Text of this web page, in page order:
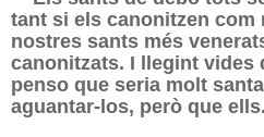
tant si els canonitzen com
nostres sants més
canonitzats. I llegint vides
penso que seria molt
aguantar-los, però que